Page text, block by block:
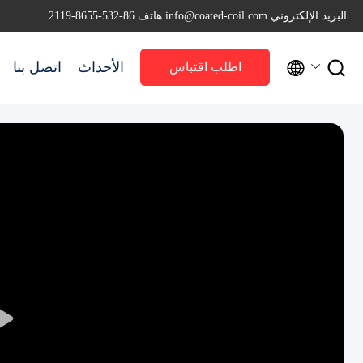
البريد الإلكتروني info@coated-coil.com هاتف 86-532-8655-2119
اتصل بنا الأحداث اطلب اقتباس  